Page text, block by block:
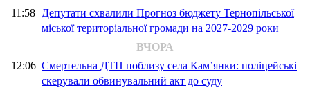
11:58 Депутати схвалили Прогноз бюджету Тернопільської
міської територіальної громади на 2027-2029 роки
ВЧОРА
12:06 Смертельна ДТП поблизу села Кам’янки: поліцейські
скерували обвинувальний акт до суду